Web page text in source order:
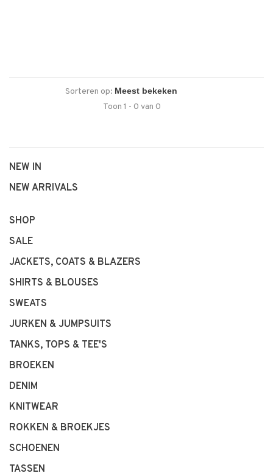
Sorteren op:
Toon 1 - 0 van 0
NEW IN
NEW ARRIVALS
SHOP
SALE
JACKETS, COATS & BLAZERS
SHIRTS & BLOUSES
SWEATS
JURKEN & JUMPSUITS
TANKS, TOPS & TEE'S
BROEKEN
DENIM
KNITWEAR
ROKKEN & BROEKJES
SCHOENEN
TASSEN